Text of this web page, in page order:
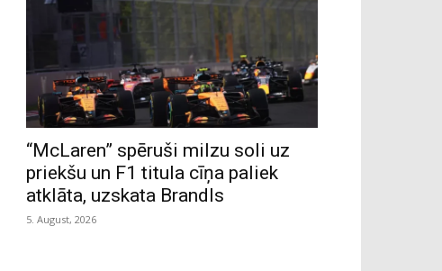
“McLaren” spēruši milzu soli uz
priekšu un F1 titula cīņa paliek
atklāta, uzskata Brandls
5. August, 2026